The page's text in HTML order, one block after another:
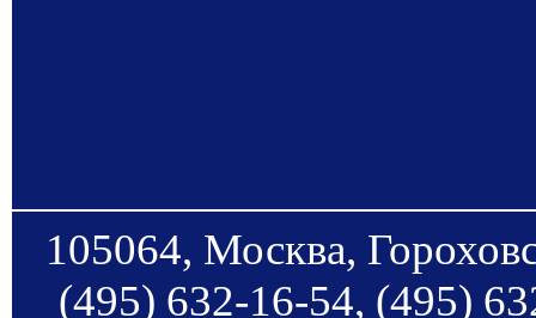
105064, Москва,
(495) 632-16-54, (495)